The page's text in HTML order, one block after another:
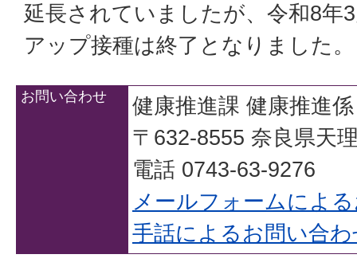
延長されていましたが、令和8年
アップ接種は終了となりました。
お問い合わせ
健康推進課 健康推進係
〒632-8555 奈良県天
電話 0743-63-9276
メールフォームによ
手話によるお問い合